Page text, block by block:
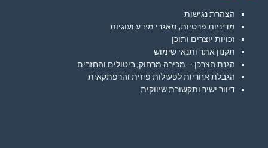
הצהרת נגישות
מדיניות פרטיות, מאגרי מידע ועוגיות
זכויות יוצרים ותוכן
תקנון אתר ותנאי שימוש
הגנת הצרכן – מכירה מרחוק, ביטולים והחזרים
הגבלת אחריות לפעילות פיזית והרפתקאית
דיוור ישיר ותקשורת שיווקית